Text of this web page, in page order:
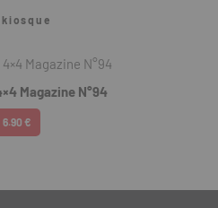
kiosque
Magazine N°94
6.90 €